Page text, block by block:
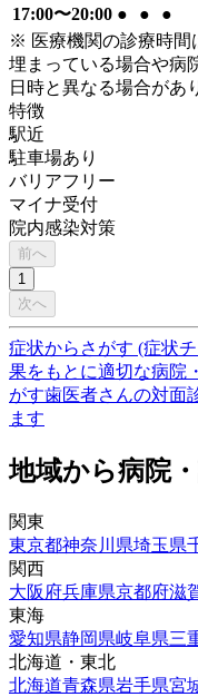
17:00〜20:00 ● ● ●
※ 医療機関の診療時間
埋まっている場合や病
日時と異なる場合があ
特徴
駅近
駐車場あり
バリアフリー
マイナ受付
院内感染対策
前へ
1
次へ
症状からさがす (症状
果をもとに適切な病院
がす歯医者さんの対面
ます
地域から病院
関東
東京都神奈川県埼玉県
関西
大阪府兵庫県京都府滋
東海
愛知県静岡県岐阜県三
北海道・東北
北海道青森県岩手県宮